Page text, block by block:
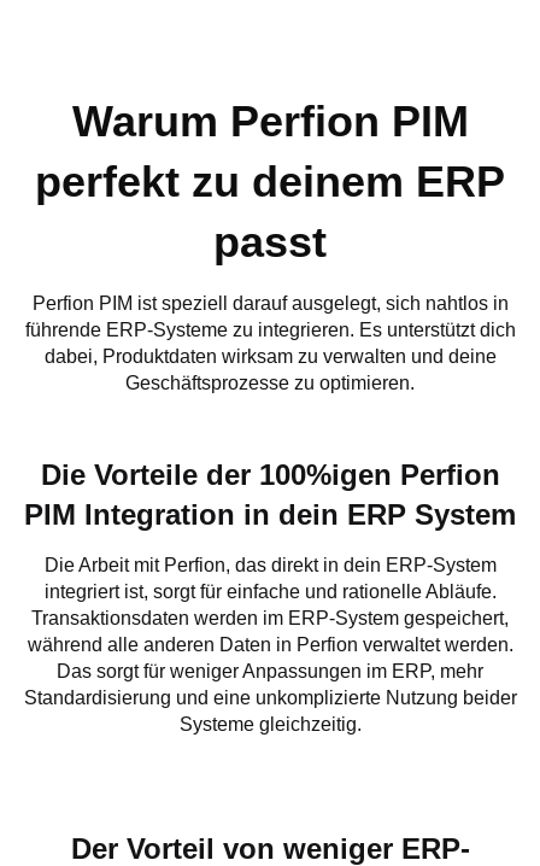
Warum Perfion PIM
perfekt zu deinem ERP
passt
Perfion PIM ist speziell darauf ausgelegt, sich nahtlos in
führende ERP-Systeme zu integrieren. Es unterstützt dich
dabei, Produktdaten wirksam zu verwalten und deine
Geschäftsprozesse zu optimieren.
Die Vorteile der 100%igen Perfion
PIM Integration in dein ERP System
Die Arbeit mit Perfion, das direkt in dein ERP-System
integriert ist, sorgt für einfache und rationelle Abläufe.
Transaktionsdaten werden im ERP-System gespeichert,
während alle anderen Daten in Perfion verwaltet werden.
Das sorgt für weniger Anpassungen im ERP, mehr
Standardisierung und eine unkomplizierte Nutzung beider
Systeme gleichzeitig.
Der Vorteil von weniger ERP-